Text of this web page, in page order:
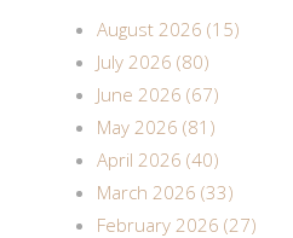
August 2026 (15)
July 2026 (80)
June 2026 (67)
May 2026 (81)
April 2026 (40)
March 2026 (33)
February 2026 (27)